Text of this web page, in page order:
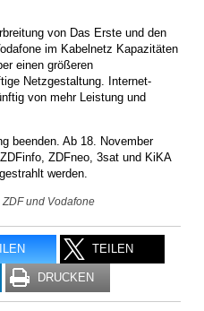
von Das Erste und den
im Kabelnetz Kapazitäten
einen größeren
Netzgestaltung. Internet-
von mehr Leistung und
beenden. Ab 18. November
ZDFneo, 3sat und KiKA
werden.
und Vodafone
TEILEN
DRUCKEN